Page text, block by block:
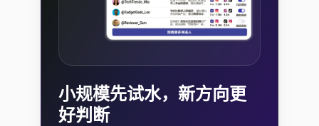
小规模先试水，新方向更
好判断